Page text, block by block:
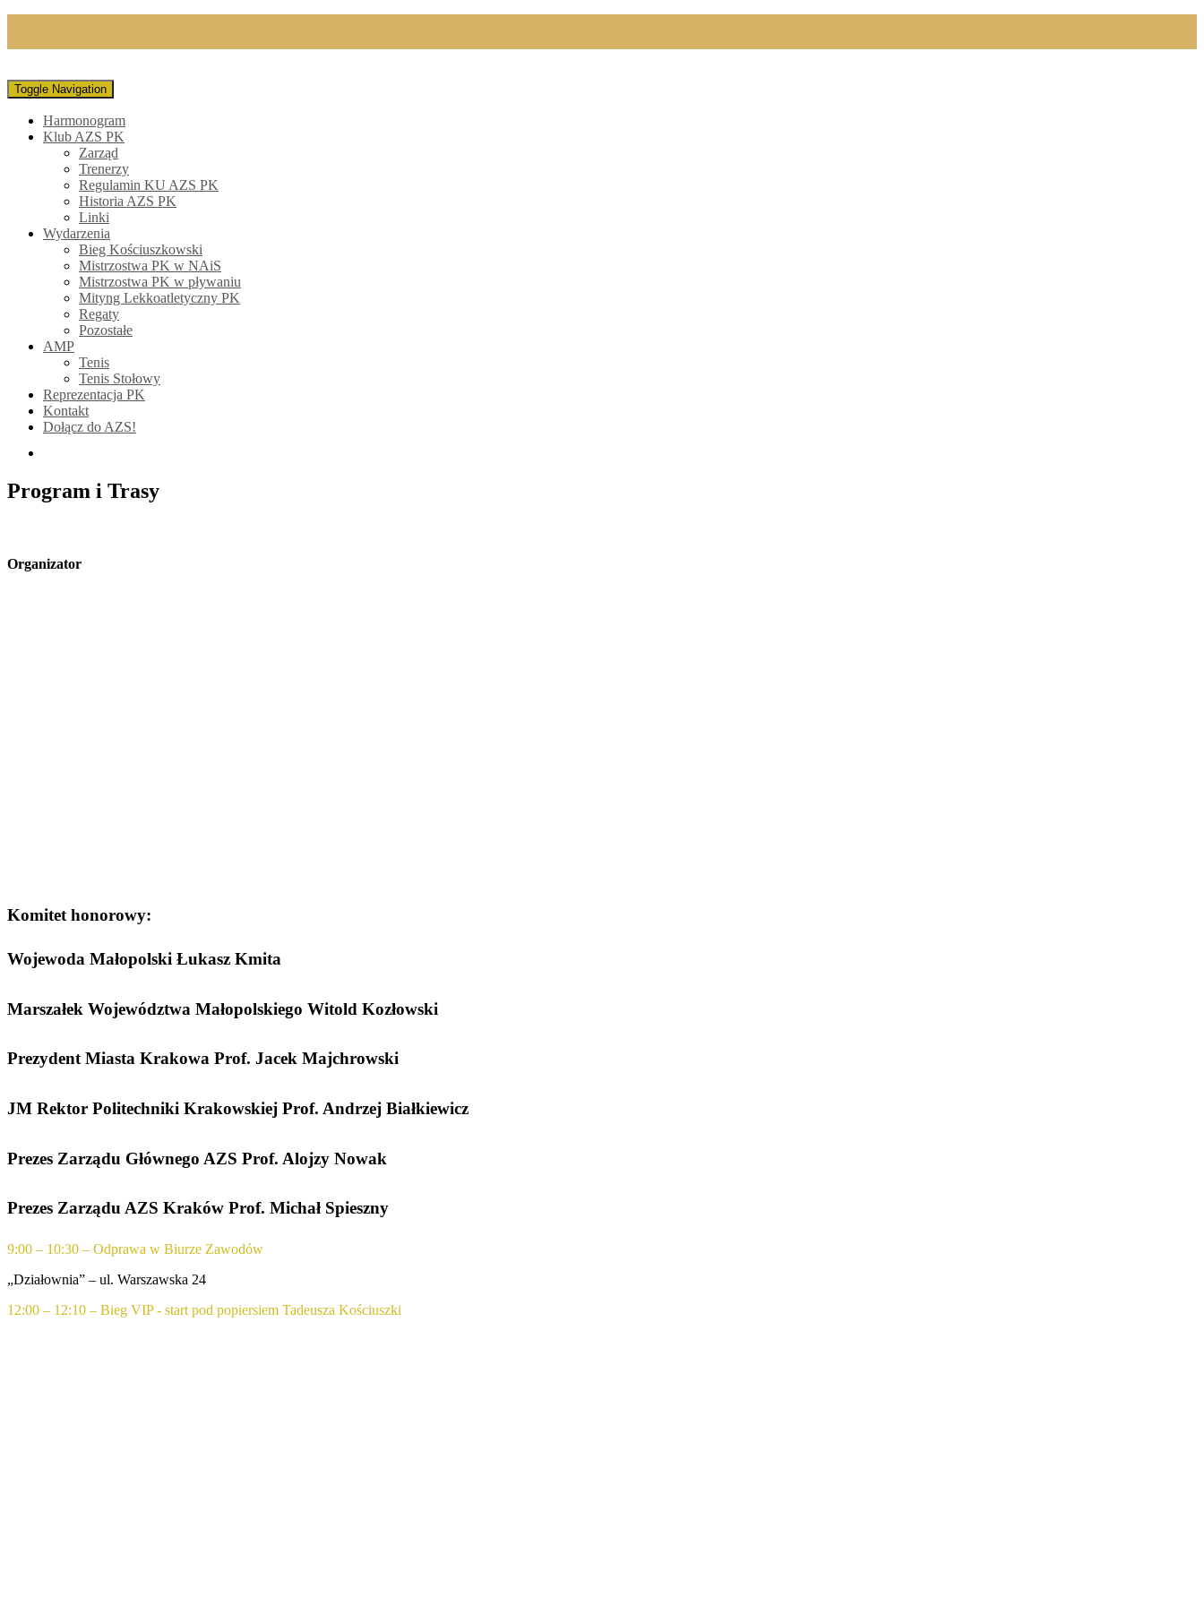
Toggle Navigation
Harmonogram
Klub AZS PK
Zarząd
Trenerzy
Regulamin KU AZS PK
Historia AZS PK
Linki
Wydarzenia
Bieg Kościuszkowski
Mistrzostwa PK w NAiS
Mistrzostwa PK w pływaniu
Mityng Lekkoatletyczny PK
Regaty
Pozostałe
AMP
Tenis
Tenis Stołowy
Reprezentacja PK
Kontakt
Dołącz do AZS!
Program i Trasy
Organizator
Komitet honorowy:
Wojewoda Małopolski Łukasz Kmita
Marszałek Województwa Małopolskiego Witold Kozłowski
Prezydent Miasta Krakowa Prof. Jacek Majchrowski
JM Rektor Politechniki Krakowskiej Prof. Andrzej Białkiewicz
Prezes Zarządu Głównego AZS Prof. Alojzy Nowak
Prezes Zarządu AZS Kraków Prof. Michał Spieszny
9:00 – 10:30 – Odprawa w Biurze Zawodów
„Działownia” – ul. Warszawska 24
12:00 – 12:10 – Bieg VIP - start pod popiersiem Tadeusza Kościuszki